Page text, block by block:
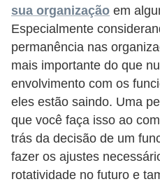
sua organização em
Especialmente
permanência nas
mais importante do que
envolvimento com os
eles estão saindo. Uma
que você faça isso ao
trás da decisão de um
fazer os ajustes
rotatividade no futuro e